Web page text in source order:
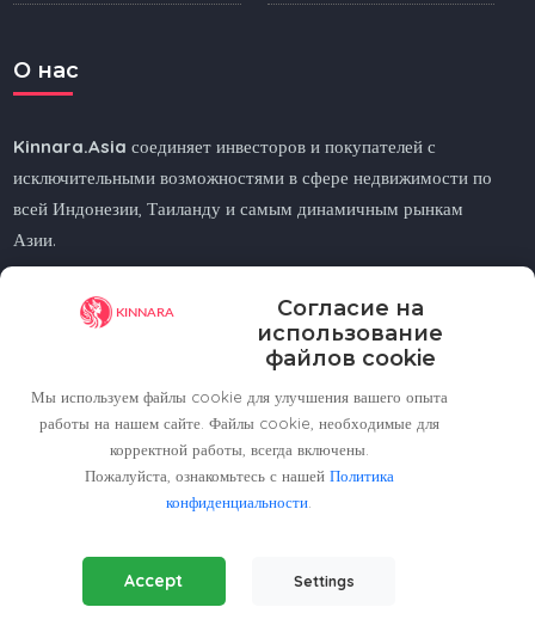
Согласие на
использование
файлов cookie
Мы используем файлы cookie для улучшения вашего опыта
работы на нашем сайте. Файлы cookie, необходимые для
корректной работы, всегда включены.
Пожалуйста, ознакомьтесь с нашей Политика
конфиденциальности
Essential Cookies(Always Active)
Required for the website to function properly.
Accept Settings
O нас
Kinnara.Asia соединяет инвесторов и покупателей с
исключительными возможностями в сфере недвижимости по
всей Индонезии, Таиланду и самым динамичным рынкам
Азии.
Kinnara.Asiaпоможет вам найти идеальный дом или
Regional Offices
58, 9 Lagoon Rd, Choeng Thale
Thalang District, Phuket, 83110, Thailand